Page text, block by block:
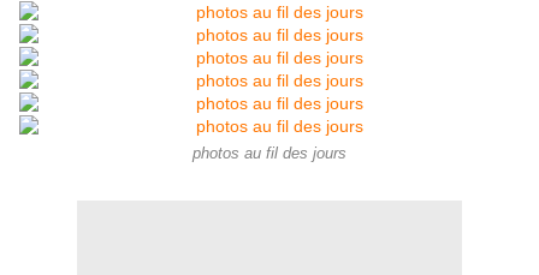
photos au fil des jours